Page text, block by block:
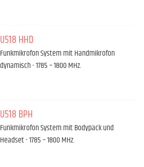
U518 HHD
Funkmikrofon System mit Handmikrofon
dynamisch - 1785 – 1800 MHz.
U518 BPH
Funkmikrofon System mit Bodypack und
Headset - 1785 – 1800 MHz.